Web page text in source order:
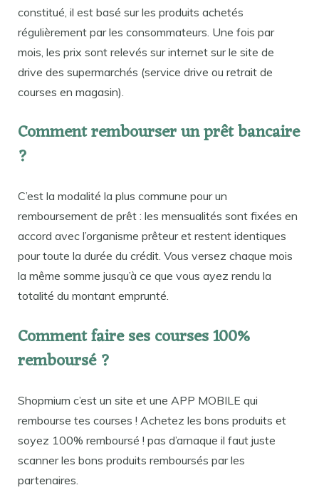
constitué, il est basé sur les produits achetés
régulièrement par les consommateurs. Une fois par
mois, les prix sont relevés sur internet sur le site de
drive des supermarchés (service drive ou retrait de
courses en magasin).
Comment rembourser un prêt bancaire
?
C’est la modalité la plus commune pour un
remboursement de prêt : les mensualités sont fixées en
accord avec l’organisme prêteur et restent identiques
pour toute la durée du crédit. Vous versez chaque mois
la même somme jusqu’à ce que vous ayez rendu la
totalité du montant emprunté.
Comment faire ses courses 100%
remboursé ?
Shopmium c’est un site et une APP MOBILE qui
rembourse tes courses ! Achetez les bons produits et
soyez 100% remboursé ! pas d’arnaque il faut juste
scanner les bons produits remboursés par les
partenaires.